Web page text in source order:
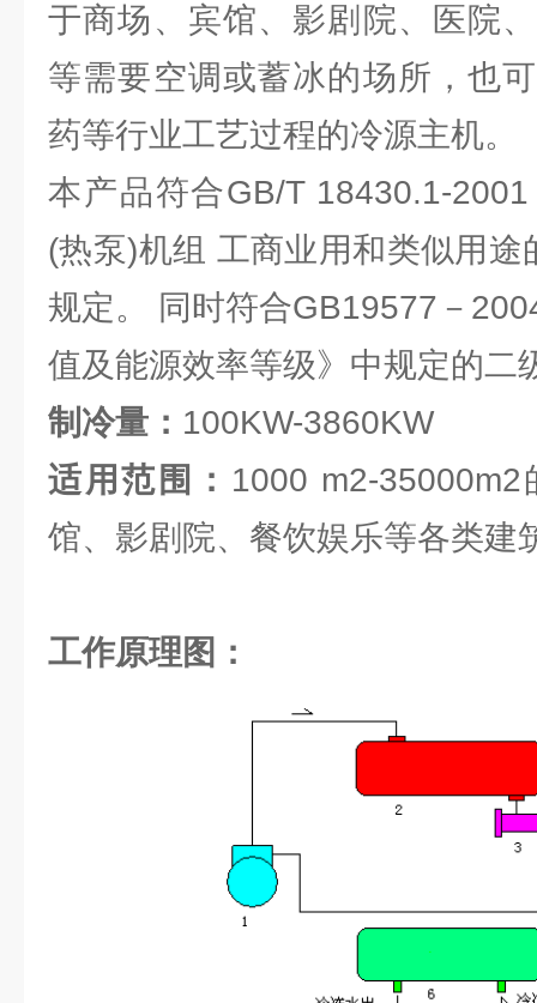
于商场、宾馆、影剧院、医院
等需要空调或蓄冰的场所，也
药等行业工艺过程的冷源主机。
本产品符合GB/T 18430.1-
(热泵)机组 工商业用和类似用
规定。 同时符合GB19577－
值及能源效率等级》中规定的二
制冷量： 100KW-3860KW
适用范围： 1000 m2-
馆、影剧院、餐饮娱乐等各类建
工作原理图：